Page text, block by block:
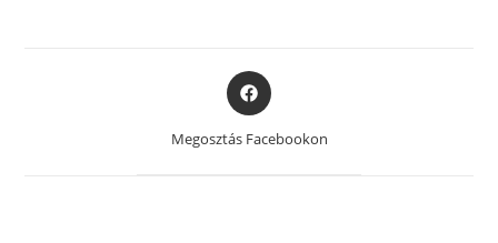
Opens
in
new
Megosztás Facebookon